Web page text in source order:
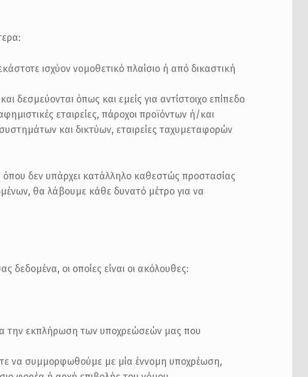
ισχύον νομοθετικό πλαίσιο ή από δικαστική
δεσμεύονται όπως και εμείς για αντίστοιχο επίπεδο
εταιρείες, πάροχοι προϊόντων ή/και
και δικτύων, εταιρείες ταχυμεταφορών
δεν υπάρχει κατάλληλο καθεστώς προστασίας
θα λάβουμε κάθε δυνατό μέτρο για να
δεδομένα, οι οποίες είναι οι ακόλουθες:
την εκπλήρωση των υποχρεώσεών μας που
να συμμορφωθούμε με μία έννομη υποχρέωση,